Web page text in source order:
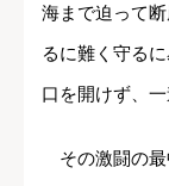
海まで迫って
るに難く守る
口を開けず、
その激闘の最